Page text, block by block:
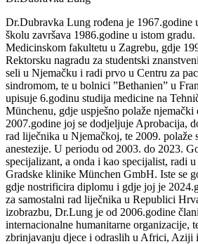
Dr.Dubravka Lung rođena je 1967.godine
školu završava 1986.godine u istom
Medicinskom fakultetu u Zagrebu, gdje
Rektorsku nagradu za studentski
seli u Njemačku i radi prvo u Centru za
sindromom, te u bolnici ”Bethanien” u
upisuje 6.godinu studija medicine na
Münchenu, gdje uspješno polaže njemački
2007.godine joj se dodjeljuje Aprobacija,
rad liječnika u Njemačkoj, te 2009. polaže
anestezije. U periodu od 2003. do 2023.
specijalizant, a onda i kao specijalist, radi
Gradske klinike München GmbH. Iste se
gdje nostrificira diplomu i gdje joj je
za samostalni rad liječnika u Republici
izobrazbu, Dr.Lung je od 2006.godine
internacionalne humanitarne organizacije,
zbrinjavanju djece i odraslih u Africi, Aziji